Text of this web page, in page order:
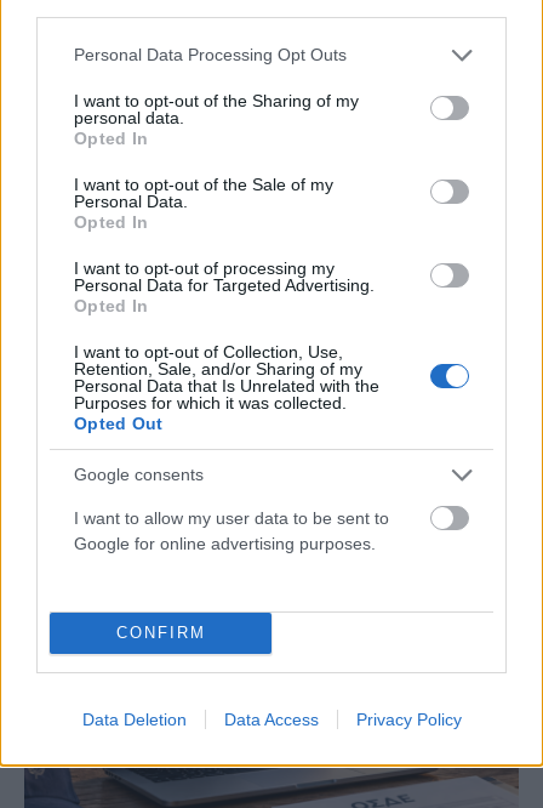
Please note that this website/app uses one or more Google
not limited to your visit or usage behaviour. You may click to
grant or deny consent to Google and its third-party tags to
use your data for below specified purposes in below Google
consent section.
Personal Data Processing Opt Outs
I want to opt-out of the Sharing of my
personal data.
Opted In
I want to opt-out of the Sale of my
Personal Data.
Opted In
I want to opt-out of processing my
Personal Data for Targeted Advertising.
Opted In
I want to opt-out of Collection, Use,
Retention, Sale, and/or Sharing of my
Personal Data that Is Unrelated with the
Purposes for which it was collected.
Opted Out
Google consents
I want to allow my user data to be sent to
Google for online advertising purposes.
CONFIRM
Data Deletion Data Access Privacy Policy
ΑΝΑΡΤΗΘΗΚΕ ΑΠΟ ΆΛΚΗΣΤΗ ΓΑΤΟΠΟΎΛΟΥ 6 ΑΥΓΟΎΣΤΟΥ 2026
ΟΙΚΟΝΟΜΊΑ
Δεκαπενταύγουστος 2026: Πώς αμείβεται η εργασία
την ημέρα της αργίας;
ΑΝΑΡΤΗΘΗΚΕ ΑΠΟΣΤΈΛΛΑ ΛΊΤΑΙΝΑ 6 ΑΥΓΟΎΣΤΟΥ 2026